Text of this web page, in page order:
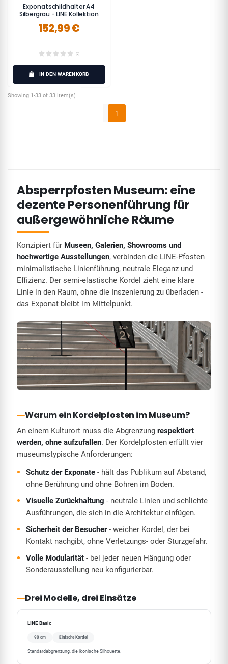
Exponatschildhalter A4
Silbergrau - LINE Kollektion
152,99 €
(0)
IN DEN WARENKORB
Showing 1-33 of 33 item(s)
1
Absperrpfosten Museum: eine
dezente Personenführung für
außergewöhnliche Räume
Konzipiert für Museen, Galerien, Showrooms und
hochwertige Ausstellungen, verbinden die LINE-Pfosten
minimalistische Linienführung, neutrale Eleganz und
Effizienz. Der semi-elastische Kordel zieht eine klare
Linie in den Raum, ohne die Inszenierung zu überladen -
das Exponat bleibt im Mittelpunkt.
Warum ein Kordelpfosten im Museum?
An einem Kulturort muss die Abgrenzung respektiert
werden, ohne aufzufallen. Der Kordelpfosten erfüllt vier
museumstypische Anforderungen:
Schutz der Exponate - hält das Publikum auf Abstand,
ohne Berührung und ohne Bohren im Boden.
Visuelle Zurückhaltung - neutrale Linien und schlichte
Ausführungen, die sich in die Architektur einfügen.
Sicherheit der Besucher- weicher Kordel, der bei
Kontakt nachgibt, ohne Verletzungs- oder Sturzgefahr.
Volle Modularität - bei jeder neuen Hängung oder
Sonderausstellung neu konfigurierbar.
Drei Modelle, drei Einsätze
LINE Basic
90 cm Einfache Kordel
Standardabgrenzung, die ikonische Silhouette.